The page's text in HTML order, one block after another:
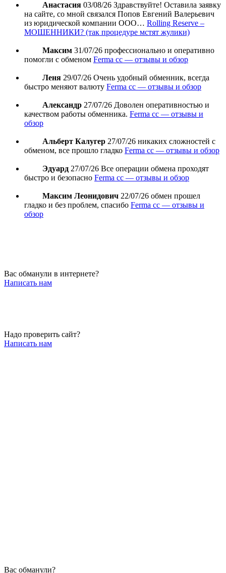
Анастасия 03/08/26 Здравствуйте! Оставила заявку
на сайте, со мной связался Попов Евгений Валерьевич
из юридической компании ООО… Rolling Reserve –
МОШЕННИКИ? (так процедуре мстят жулики)
Максим 31/07/26 профессионально и оперативно
помогли с обменом Ferma cc — отзывы и обзор
Леня 29/07/26 Очень удобный обменник, всегда
быстро меняют валюту Ferma cc — отзывы и обзор
Александр 27/07/26 Доволен оперативностью и
качеством работы обменника. Ferma cc — отзывы и
обзор
Альберт Калугер 27/07/26 никаких сложностей с
обменом, все прошло гладко Ferma cc — отзывы и обзор
Эдуард 27/07/26 Все операции обмена проходят
быстро и безопасно Ferma cc — отзывы и обзор
Максим Леонидович 22/07/26 обмен прошел
гладко и без проблем, спасибо Ferma cc — отзывы и
обзор
Вас обманули в интернете?
Написать нам
Надо проверить сайт?
Написать нам
Вас обманули?